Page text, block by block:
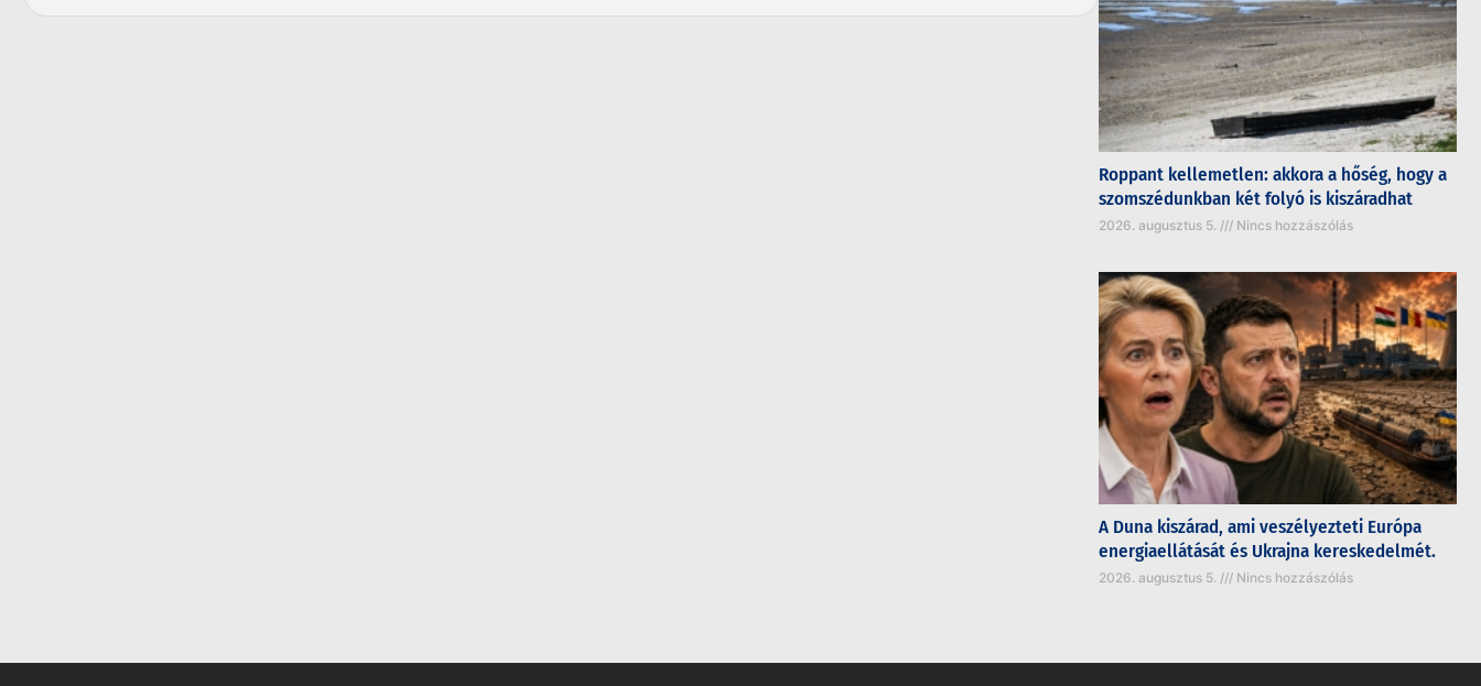
Roppant kellemetlen: akkora a hőség, hogy a
szomszédunkban két folyó is kiszáradhat
2026. augusztus 5. Nincs hozzászólás
A Duna kiszárad, ami veszélyezteti Európa
energiaellátását és Ukrajna kereskedelmét.
2026. augusztus 5. Nincs hozzászólás